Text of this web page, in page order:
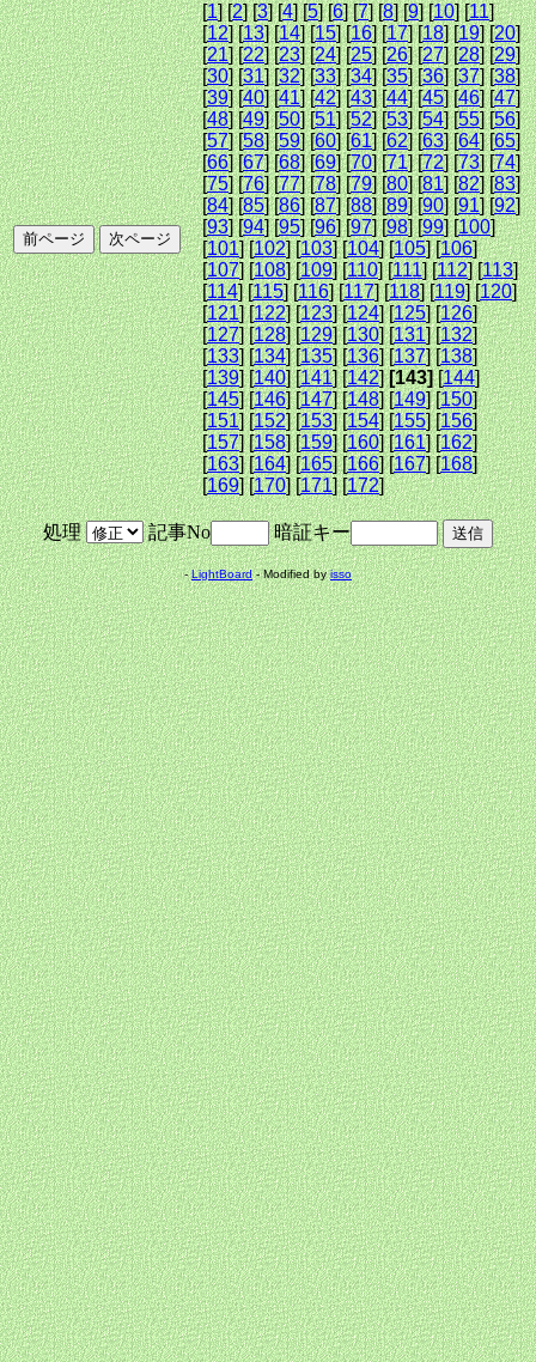
[1] [2] [3] [4] [5] [6] [7] [8] [9] [10] [11]
[12] [13] [14] [15] [16] [17] [18] [19] [20]
[21] [22] [23] [24] [25] [26] [27] [28] [29]
[30] [31] [32] [33] [34] [35] [36] [37] [38]
[39] [40] [41] [42] [43] [44] [45] [46] [47]
[48] [49] [50] [51] [52] [53] [54] [55] [56]
[57] [58] [59] [60] [61] [62] [63] [64] [65]
[66] [67] [68] [69] [70] [71] [72] [73] [74]
[75] [76] [77] [78] [79] [80] [81] [82] [83]
[84] [85] [86] [87] [88] [89] [90] [91] [92]
[93] [94] [95] [96] [97] [98] [99] [100]
[101] [102] [103] [104] [105] [106]
[107] [108] [109] [110] [111] [112] [113]
[114] [115] [116] [117] [118] [119] [120]
[121] [122] [123] [124] [125] [126]
[127] [128] [129] [130] [131] [132]
[133] [134] [135] [136] [137] [138]
[139] [140] [141] [142][143][144]
[145] [146] [147] [148] [149] [150]
[151] [152] [153] [154] [155] [156]
[157] [158] [159] [160] [161] [162]
[163] [164] [165] [166] [167] [168]
[169] [170] [171] [172]
処理 記事No 暗証キー
-LightBoard- Modified byisso